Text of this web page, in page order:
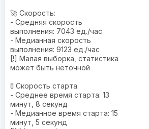
🚀 Скорость:
- Средняя скорость
выполнения: 7043 ед./час
- Медианная скорость
выполнения: 9123 ед./час
[!] Малая выборка, статистика
может быть неточной
🚦 Скорость старта:
- Среднее время старта: 13
минут, 8 секунд
- Медианное время старта: 15
минут, 5 секунд